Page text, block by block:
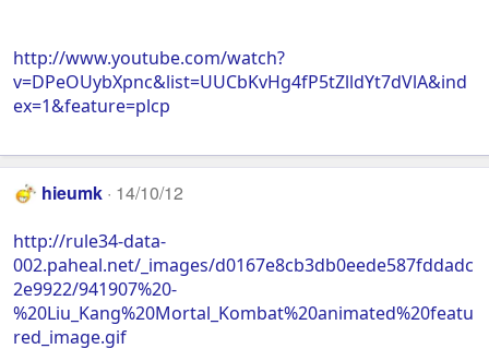
http://www.youtube.com/watch?
v=DPeOUybXpnc&list=UUCbKvHg4fP5tZlldYt7dVlA&ind
ex=1&feature=plcp
hieumk 14/10/12
http://rule34-data-
002.paheal.net/_images/d0167e8cb3db0eede587fddadc
2e9922/941907%20-
%20Liu_Kang%20Mortal_Kombat%20animated%20featu
red_image.gif